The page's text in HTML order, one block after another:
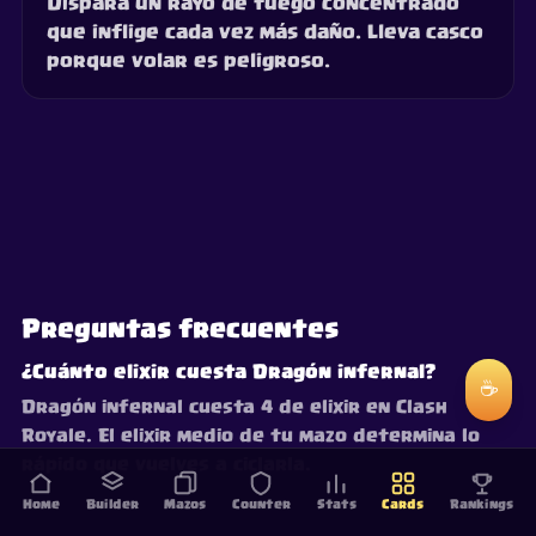
Dispara un rayo de fuego concentrado
que inflige cada vez más daño. Lleva casco
porque volar es peligroso.
Home Builder Mazos Counter Stats Cards Rankings
Preguntas frecuentes
¿Cuánto elixir cuesta Dragón infernal?
Dragón infernal cuesta 4 de elixir en Clash
Royale. El elixir medio de tu mazo determina lo
☕